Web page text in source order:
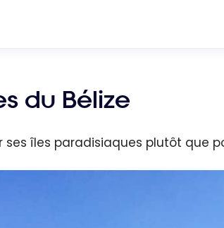
du Bélize
ses îles paradisiaques plutôt que